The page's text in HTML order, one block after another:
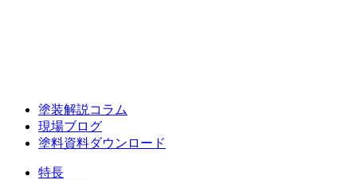
塗装解説コラム
現場ブログ
塗料資料ダウンロード
特長